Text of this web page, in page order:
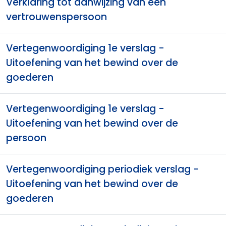
vertrouwenspersoon
Vertegenwoordiging 1e verslag -
Uitoefening van het bewind over de
goederen
Vertegenwoordiging 1e verslag -
Uitoefening van het bewind over de
persoon
Vertegenwoordiging periodiek verslag -
Uitoefening van het bewind over de
goederen